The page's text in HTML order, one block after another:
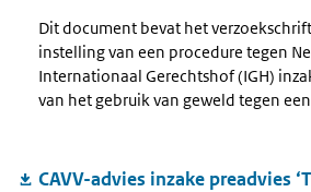
Dit document bevat het
instelling van een procedure tegen
Internationaal Gerechtshof (IGH)
van het gebruik van geweld tegen
CAVV-advies inzake preadvies